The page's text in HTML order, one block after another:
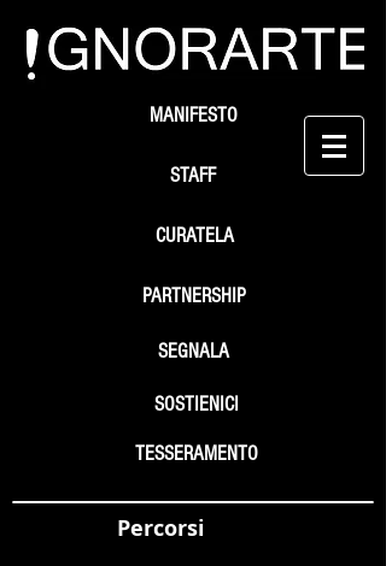
STAFF
SEGNALA
SOSTIENICI
MANIFESTO
PARTNERSHIP
TESSERAMENTO
CURATELA
Percorsi